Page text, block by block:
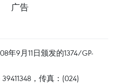
广告
年9月11日颁发的1374/GP-
，传真：(024)